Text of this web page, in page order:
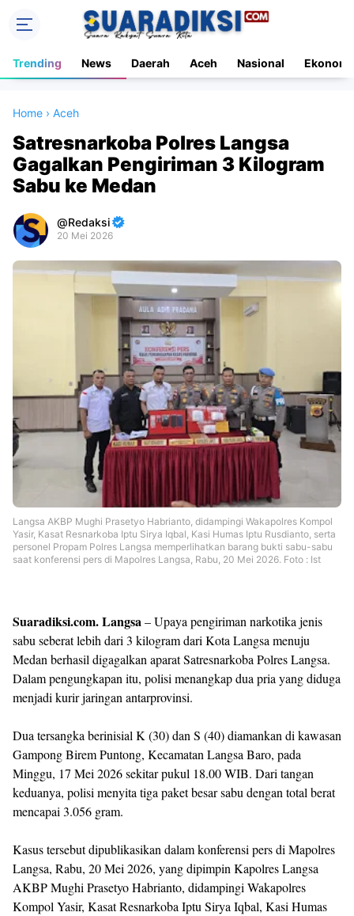
Trending News Daerah Aceh Nasional Ekonomi
Home › Aceh
Satresnarkoba Polres Langsa
Gagalkan Pengiriman 3 Kilogram
Sabu ke Medan
Redaksi
20 Mei 2026
Premium
Langsa AKBP Mughi Prasetyo Habrianto, didampingi Wakapolres Kompol
Yasir, Kasat Resnarkoba Iptu Sirya Iqbal, Kasi Humas Iptu Rusdianto, serta
personel Propam Polres Langsa memperlihatkan barang bukti sabu-sabu
saat konferensi pers di Mapolres Langsa, Rabu, 20 Mei 2026. Foto : Ist
Suaradiksi.com. Langsa– Upaya pengiriman narkotika jenis
sabu seberat lebih dari 3 kilogram dari Kota Langsa menuju
Medan berhasil digagalkan aparat Satresnarkoba Polres Langsa.
Dalam pengungkapan itu, polisi menangkap dua pria yang diduga
menjadi kurir jaringan antarprovinsi.
Dua tersangka berinisial K (30) dan S (40) diamankan di kawasan
Gampong Birem Puntong, Kecamatan Langsa Baro, pada
Minggu, 17 Mei 2026 sekitar pukul 18.00 WIB. Dari tangan
keduanya, polisi menyita tiga paket besar sabu dengan total berat
mencapai 3.056 gram.
Kasus tersebut dipublikasikan dalam konferensi pers di Mapolres
Langsa, Rabu, 20 Mei 2026, yang dipimpin Kapolres Langsa
AKBP Mughi Prasetyo Habrianto, didampingi Wakapolres
Kompol Yasir, Kasat Resnarkoba Iptu Sirya Iqbal, Kasi Humas